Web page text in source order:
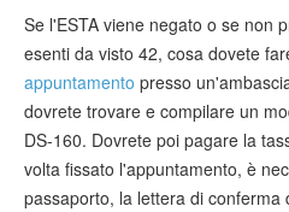
Se l'ESTA viene negato o se non
esenti da visto 42, cosa dovete
appuntamento presso
dovrete trovare e compilare un
DS-160. Dovrete poi pagare la
volta fissato l'appuntamento, è
passaporto, la lettera di conferma